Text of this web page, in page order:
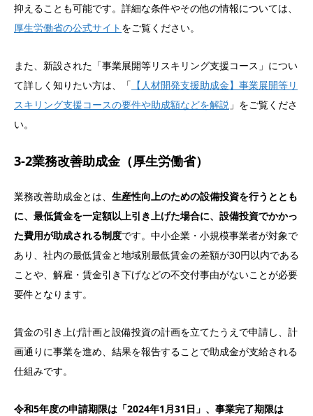
抑えることも可能です。詳細な条件やその他の情報については、
厚生労働省の公式サイト をご覧ください。
また、新設された「事業展開等リスキリング支援コース」につい
て詳しく知りたい方は、「 【人材開発支援助成金】事業展開等リ
スキリング支援コースの要件や助成額などを解説 」をご覧くださ
い。
3-2業務改善助成金（厚生労働省）
業務改善助成金とは、 生産性向上のための設備投資を行うととも
に、最低賃金を一定額以上引き上げた場合に、設備投資でかかっ
た費用が助成される制度です。中小企業・小規模事業者が対象で
あり、社内の最低賃金と地域別最低賃金の差額が30円以内である
ことや、解雇・賃金引き下げなどの不交付事由がないことが必要
要件となります。
賃金の引き上げ計画と設備投資の計画を立てたうえで申請し、計
画通りに事業を進め、結果を報告することで助成金が支給される
仕組みです。
令和5年度の申請期限は「2024年1月31日」、事業完了期限は